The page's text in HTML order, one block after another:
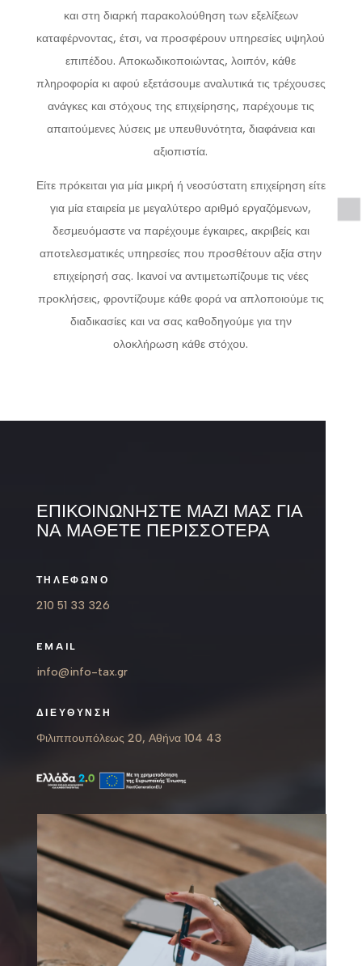
και στη διαρκή παρακολούθηση των εξελίξεων
καταφέρνοντας, έτσι, να προσφέρουν υπηρεσίες υψηλού
επιπέδου. Αποκωδικοποιώντας, λοιπόν, κάθε
πληροφορία κι αφού εξετάσουμε αναλυτικά τις τρέχουσες
ανάγκες και στόχους της επιχείρησης, παρέχουμε τις
απαιτούμενες λύσεις με υπευθυνότητα, διαφάνεια και
αξιοπιστία.
Είτε πρόκειται για μία μικρή ή νεοσύστατη επιχείρηση είτε
για μία εταιρεία με μεγαλύτερο αριθμό εργαζόμενων,
δεσμευόμαστε να παρέχουμε έγκαιρες, ακριβείς και
αποτελεσματικές υπηρεσίες που προσθέτουν αξία στην
επιχείρησή σας. Ικανοί να αντιμετωπίζουμε τις νέες
προκλήσεις, φροντίζουμε κάθε φορά να απλοποιούμε τις
διαδικασίες και να σας καθοδηγούμε για την
ολοκλήρωση κάθε στόχου.
ΕΠΙΚΟΙΝΩΝΗΣΤΕ ΜΑΖΙ ΜΑΣ ΓΙΑ
ΝΑ ΜΑΘΕΤΕ ΠΕΡΙΣΣΟΤΕΡΑ
ΤΗΛΕΦΩΝΟ
210 51 33 326
EMAIL
info@info-tax.gr
ΔΙΕΥΘΥΝΣΗ
Φιλιππουπόλεως 20, Αθήνα 104 43